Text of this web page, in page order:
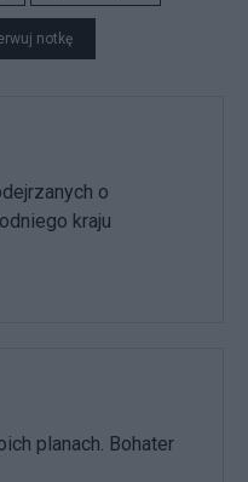
notkę
o
kraju
planach. Bohater